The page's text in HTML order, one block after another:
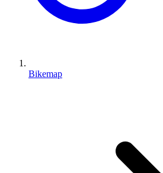
Bikemap